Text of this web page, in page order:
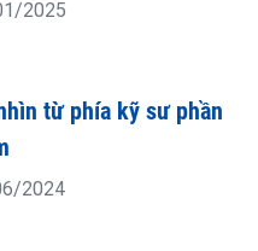
tạp chí ISI, ESCI, và
về đột phá phát triển